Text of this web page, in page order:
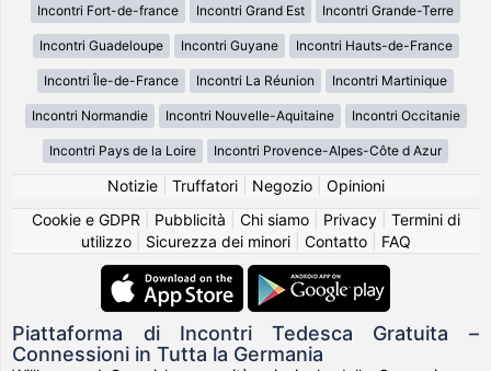
Incontri Fort-de-france Incontri Grand Est Incontri Grande-Terre
Incontri Guadeloupe Incontri Guyane Incontri Hauts-de-France
Incontri Île-de-France Incontri La Réunion Incontri Martinique
Incontri Normandie Incontri Nouvelle-Aquitaine Incontri Occitanie
Incontri Pays de la Loire Incontri Provence-Alpes-Côte d Azur
Notizie| Truffatori| Negozio| Opinioni
Cookie e GDPR
Pubblicità Chi siamo| Privacy| Termini di
utilizzo| Sicurezza dei minori| Contatto| FAQ
Piattaforma di Incontri Tedesca Gratuita –
Connessioni in Tutta la Germania